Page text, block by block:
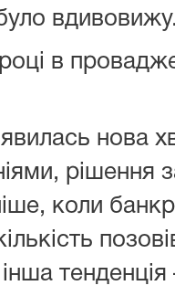
в
нова
рішення
коли
тенденція